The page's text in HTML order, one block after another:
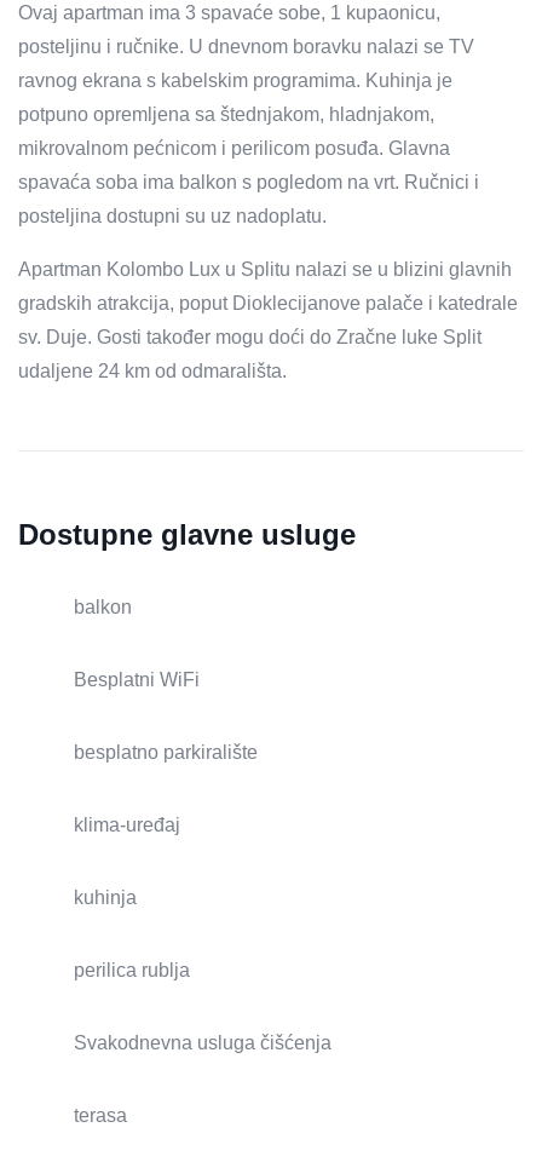
Ovaj apartman ima 3 spavaće sobe, 1 kupaonicu,
posteljinu i ručnike. U dnevnom boravku nalazi se TV
ravnog ekrana s kabelskim programima. Kuhinja je
potpuno opremljena sa štednjakom, hladnjakom,
mikrovalnom pećnicom i perilicom posuđa. Glavna
spavaća soba ima balkon s pogledom na vrt. Ručnici i
posteljina dostupni su uz nadoplatu.
Apartman Kolombo Lux u Splitu nalazi se u blizini glavnih
gradskih atrakcija, poput Dioklecijanove palače i katedrale
sv. Duje. Gosti također mogu doći do Zračne luke Split
udaljene 24 km od odmarališta.
Dostupne glavne usluge
balkon
Besplatni WiFi
besplatno parkiralište
klima-uređaj
kuhinja
perilica rublja
Svakodnevna usluga čišćenja
terasa